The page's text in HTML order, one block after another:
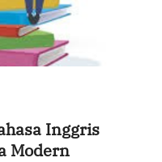
Inggris
Modern